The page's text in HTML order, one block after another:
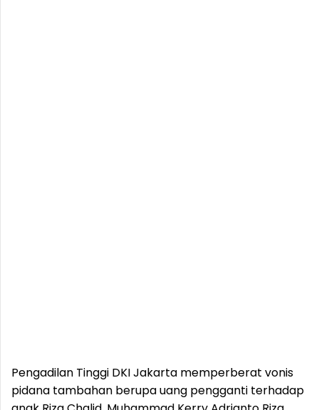
Pengadilan Tinggi DKI Jakarta memperberat vonis
pidana tambahan berupa uang pengganti terhadap